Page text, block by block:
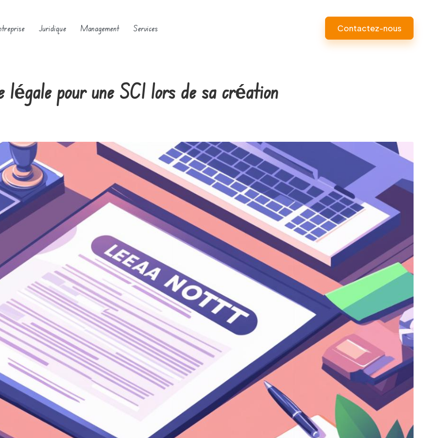
Juridique Management Services Contactez-nous
légale pour une SCI lors de sa création